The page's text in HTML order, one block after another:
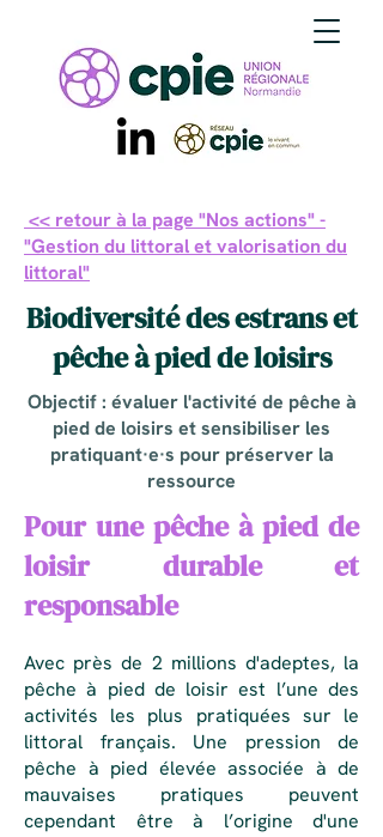
<< retour à la page "Nos actions" -
"Gestion du littoral et valorisation du
littoral"
Biodiversité des estrans et
pêche à pied de loisirs
Objectif : évaluer l'activité de pêche à
pied de loisirs et sensibiliser les
pratiquant·e·s pour préserver la
ressource
Pour une pêche à pied de
loisir durable et
responsable
Avec près de 2 millions d'adeptes, la
pêche à pied de loisir est l’une des
activités les plus pratiquées sur le
littoral français. Une pression de
pêche à pied élevée associée à de
mauvaises pratiques peuvent
cependant être à l’origine d'une